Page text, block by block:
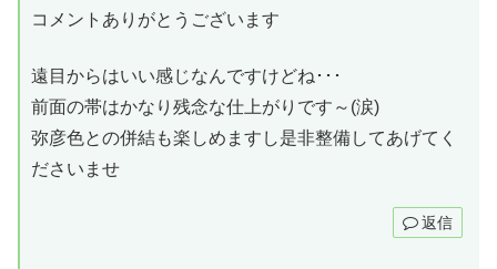
コメントありがとうございます
遠目からはいい感じなんですけどね･･･
前面の帯はかなり残念な仕上がりです～(涙)
弥彦色との併結も楽しめますし是非整備してあげてく
ださいませ
返信